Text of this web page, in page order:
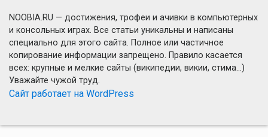
NOOBIA.RU — достижения, трофеи и ачивки в компьютерных
и консольных играх. Все статьи уникальны и написаны
специально для этого сайта. Полное или частичное
копирование информации запрещено. Правило касается
всех: крупные и мелкие сайты (википедии, викии, стима...)
Уважайте чужой труд.
Сайт работает на WordPress